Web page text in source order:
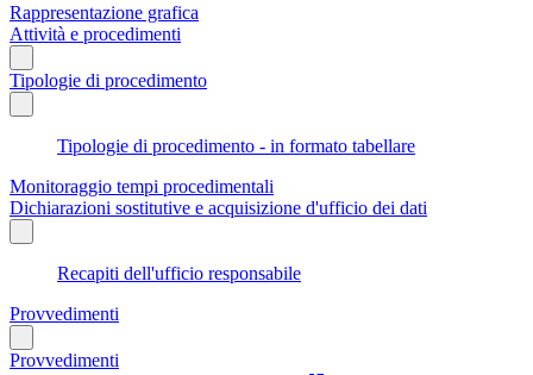
Rappresentazione grafica
Attività e procedimenti
Tipologie di procedimento
Tipologie di procedimento - in formato tabellare
Monitoraggio tempi procedimentali
Dichiarazioni sostitutive e acquisizione d'ufficio dei dati
Recapiti dell'ufficio responsabile
Provvedimenti
Provvedimenti